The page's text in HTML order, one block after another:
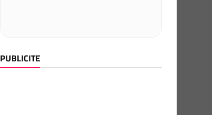
PUBLICITE